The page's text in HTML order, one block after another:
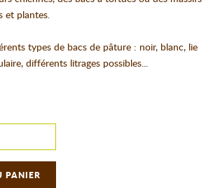
et plantes.
types de bacs de pâture : noir, blanc, lie
différents litrages possibles...
PANIER